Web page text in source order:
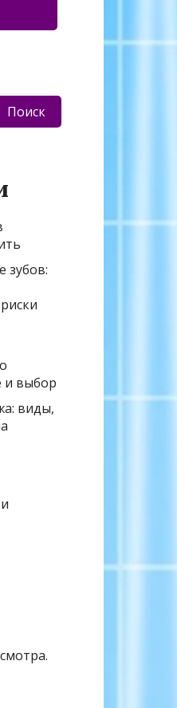
Поиск
зубов:
и выбор
виды,